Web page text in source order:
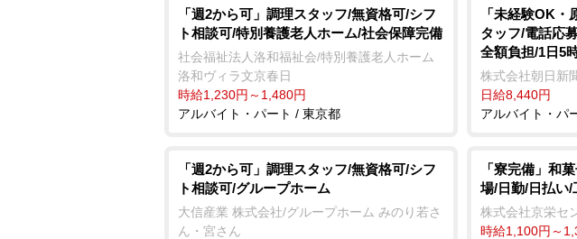
「週2から可」調理スタッフ/無資格可/シフ
ト相談可/特別養護老人ホーム/社会保障完備
社会福祉法人洛和福祉会/特別養護老人ホーム
洛和ヴィラ文京春日
時給1,230円～1,480円
アルバイト・パート / 東京都
「未経験OK
タッフ/電話応
全額負担/1日5
株式会社朝日新
日給8,440円
アルバイト・パ
「週2から可」調理スタッフ/無資格可/シフ
ト相談可/グループホーム
大信産業 株式会社/グループホーム みのり若さ
ん・宮さん
「寮完備」和
場/日勤/日払い/
株式会社京栄セ
時給1,100円～